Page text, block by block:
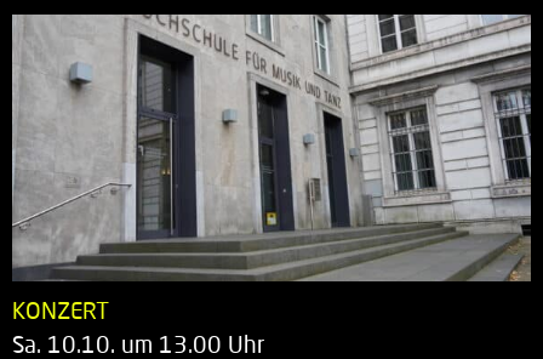
KONZERT
Sa. 10.10. um 13.00 Uhr